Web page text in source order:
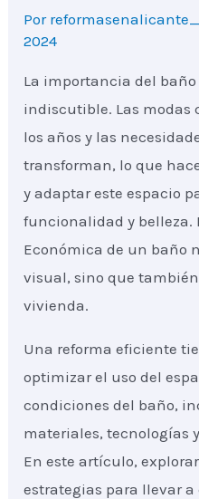
Por
2024
La importancia del
indiscutible. Las modas
los años y las
transforman, lo que
y adaptar este espacio
funcionalidad y belleza.
Económica de un baño
visual, sino que
vivienda.
Una reforma eficiente
optimizar el uso del
condiciones del baño,
materiales, tecnologías
En este artículo,
estrategias para llevar